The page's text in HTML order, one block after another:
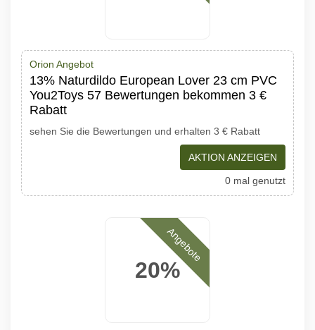
Orion Angebot
13% Naturdildo European Lover 23 cm PVC
You2Toys 57 Bewertungen bekommen 3 €
Rabatt
sehen Sie die Bewertungen und erhalten 3 € Rabatt
AKTION ANZEIGEN
0 mal genutzt
20%
Angebote